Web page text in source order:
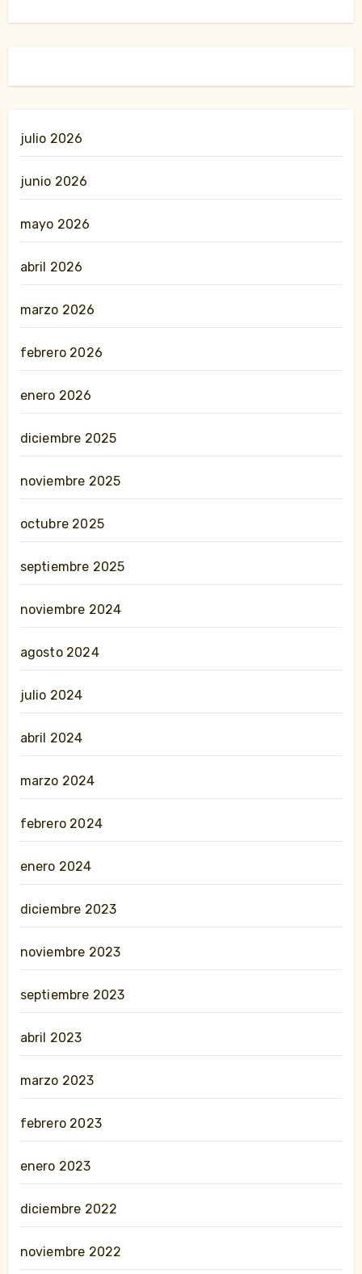
julio 2026
junio 2026
mayo 2026
abril 2026
marzo 2026
febrero 2026
enero 2026
diciembre 2025
noviembre 2025
octubre 2025
septiembre 2025
noviembre 2024
agosto 2024
julio 2024
abril 2024
marzo 2024
febrero 2024
enero 2024
diciembre 2023
noviembre 2023
septiembre 2023
abril 2023
marzo 2023
febrero 2023
enero 2023
diciembre 2022
noviembre 2022